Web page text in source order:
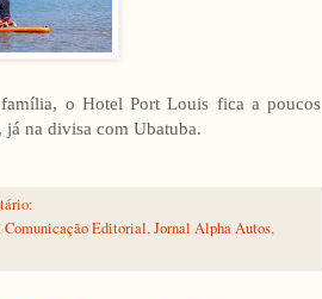
o Hotel Port Louis fica a poucos
já na divisa com Ubatuba.
Editorial,Jornal Alpha Autos,